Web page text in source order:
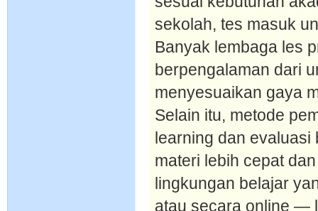
sekolah, tes masuk
Banyak lembaga les
berpengalaman dari
menyesuaikan gaya
Selain itu, metode
learning dan
materi lebih cepat
lingkungan belajar
atau secara online —